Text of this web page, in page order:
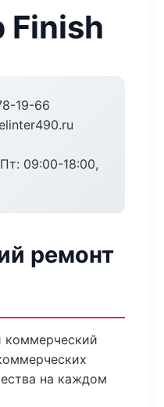
Finish
19-66
09:00-18:00,
ремонт
коммерческий
на каждом